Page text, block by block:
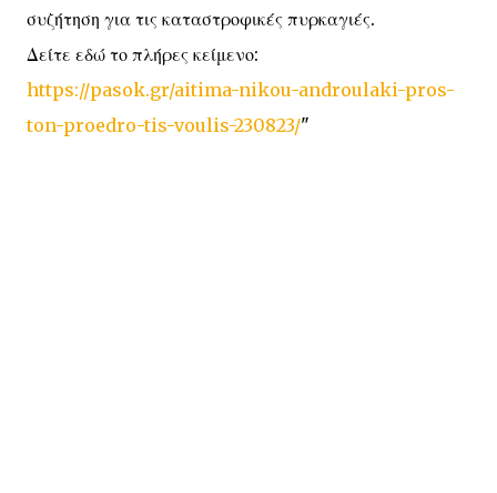
συζήτηση για τις καταστροφικές πυρκαγιές.
Δείτε εδώ το πλήρες κείμενο:
https://pasok.gr/aitima-nikou-androulaki-pros-
ton-proedro-tis-voulis-230823/"